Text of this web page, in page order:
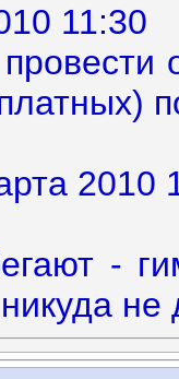
11:30
2010
-